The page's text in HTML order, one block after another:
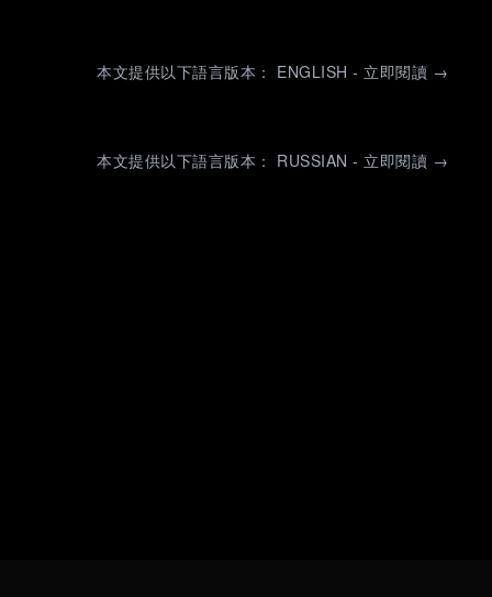
本文提供以下語言版本： ENGLISH - 立即閱讀 →
本文提供以下語言版本： RUSSIAN - 立即閱讀 →